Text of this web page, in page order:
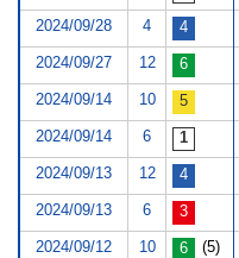
2024/09/28 4
2024/09/27 12
2024/09/14 10
2024/09/14 6
2024/09/13 12
2024/09/13 6
2024/09/12 10 (5)